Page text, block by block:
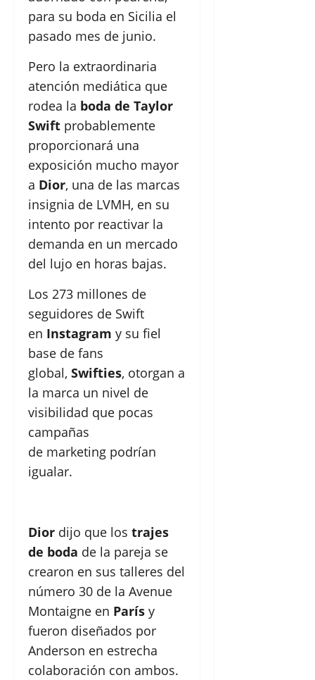
para su boda en Sicilia el
pasado mes de junio.
Pero la extraordinaria
atención mediática que
rodea la boda de Taylor
Swift probablemente
proporcionará una
exposición mucho mayor
a Dior, una de las marcas
insignia de LVMH, en su
intento por reactivar la
demanda en un mercado
del lujo en horas bajas.
Los 273 millones de
seguidores de Swift
en Instagram y su fiel
base de fans
global, Swifties, otorgan a
la marca un nivel de
visibilidad que pocas
campañas
de marketing podrían
igualar.
Dior dijo que los trajes
de boda de la pareja se
crearon en sus talleres del
número 30 de la Avenue
Montaigne en París y
fueron diseñados por
Anderson en estrecha
colaboración con ambos.